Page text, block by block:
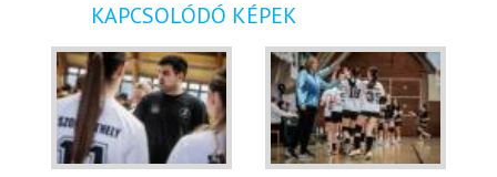
KAPCSOLÓDÓ KÉPEK